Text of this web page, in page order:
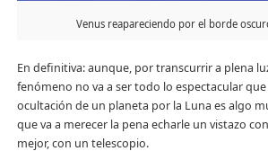
Venus reapareciendo por el borde
En definitiva: aunque, por transcurrir a plena
fenómeno no va a ser todo lo espectacular que
ocultación de un planeta por la Luna es algo
que va a merecer la pena echarle un vistazo
mejor, con un telescopio.